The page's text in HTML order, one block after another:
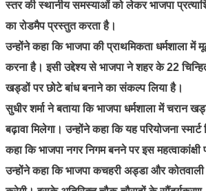
स्तर की स्थानीय समस्याओं को लेकर भाजपा
का रोडमैप प्रस्तुत करता है।
उन्होंने कहा कि भाजपा की प्राथमिकता धर्मशाला
करना है। इसी उद्देश्य से भाजपा ने शहर के 22
खड्डों पर छोटे बांध बनाने का संकल्प लिया है।
सुधीर शर्मा ने बताया कि भाजपा धर्मशाला में
बढ़ावा मिलेगा। उन्होंने कहा कि यह परियोजना
कहा कि भाजपा नगर निगम बनने पर इस
उन्होंने कहा कि भाजपा कचहरी अड्डा और कोतवाली